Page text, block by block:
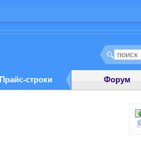
Прайс-строки Форум